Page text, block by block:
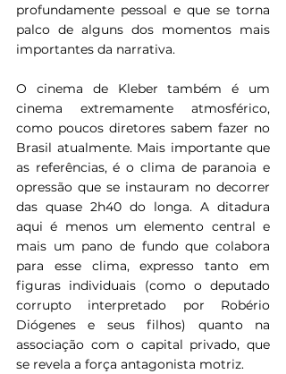
profundamente pessoal e que se torna
palco de alguns dos momentos mais
importantes da narrativa.
O cinema de Kleber também é um
cinema extremamente atmosférico,
como poucos diretores sabem fazer no
Brasil atualmente. Mais importante que
as referências, é o clima de paranoia e
opressão que se instauram no decorrer
das quase 2h40 do longa. A ditadura
aqui é menos um elemento central e
mais um pano de fundo que colabora
para esse clima, expresso tanto em
figuras individuais (como o deputado
corrupto interpretado por Robério
Diógenes e seus filhos) quanto na
associação com o capital privado, que
se revela a força antagonista motriz.